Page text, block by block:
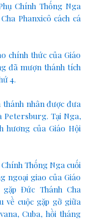
Chính Thống Nga
Phanxicô cách cá
chính thức của Giáo
đã mượn thánh tích
4.
nhân được đưa
Petersburg. Tại Nga,
hương của Giáo Hội
Thống Nga cuối
ngoại giao của Giáo
Đức Thánh Cha
về cuộc gặp gỡ giữa
Cuba, hồi tháng